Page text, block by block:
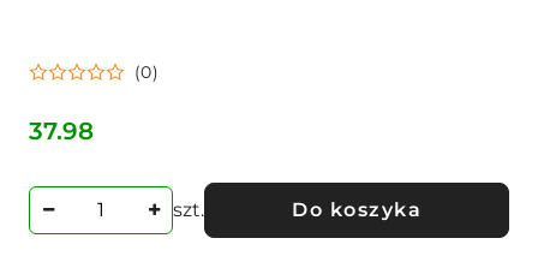
(0)
Cena:
37.98
szt. Do koszyka